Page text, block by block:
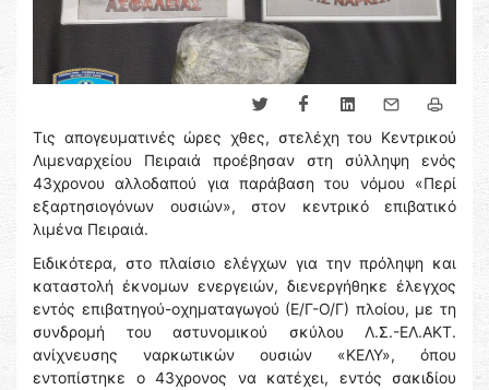
Τις απογευματινές ώρες χθες, στελέχη του Κεντρικού
Λιμεναρχείου Πειραιά προέβησαν στη σύλληψη ενός
43χρονου αλλοδαπού για παράβαση του νόμου «Περί
εξαρτησιογόνων ουσιών», στον κεντρικό επιβατικό
λιμένα Πειραιά.
Ειδικότερα, στο πλαίσιο ελέγχων για την πρόληψη και
καταστολή έκνομων ενεργειών, διενεργήθηκε έλεγχος
εντός επιβατηγού-οχηματαγωγού (Ε/Γ-Ο/Γ) πλοίου, με τη
συνδρομή του αστυνομικού σκύλου Λ.Σ.-ΕΛ.ΑΚΤ.
ανίχνευσης ναρκωτικών ουσιών «ΚΕΛΥ», όπου
εντοπίστηκε ο 43χρονος να κατέχει, εντός σακιδίου